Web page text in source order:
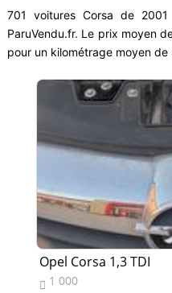
701 voitures Corsa de
ParuVendu.fr. Le prix moyen
pour un kilométrage moyen
Opel Corsa 1,3 TDI
 1 000